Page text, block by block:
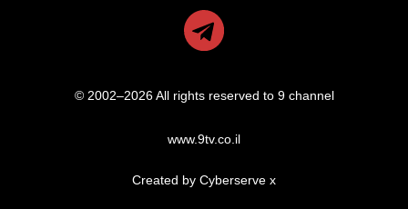
© 2002–2026 All rights reserved to 9 channel
www.9tv.co.il
Created by Cyberserve x